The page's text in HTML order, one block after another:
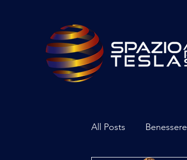
All Posts Benessere